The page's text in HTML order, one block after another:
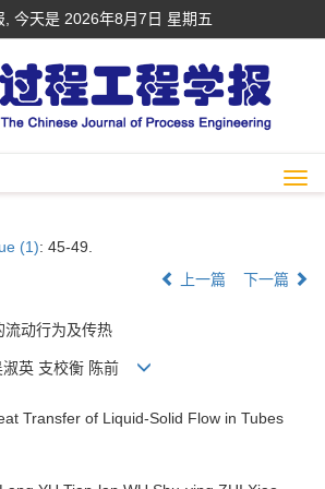
, 今天是 2026年8月7日 星期五
(1): 45-49.
上一篇 下一篇
流动行为及传热
淑英 支校衡 陈前
Transfer of Liquid-Solid Flow in Tubes